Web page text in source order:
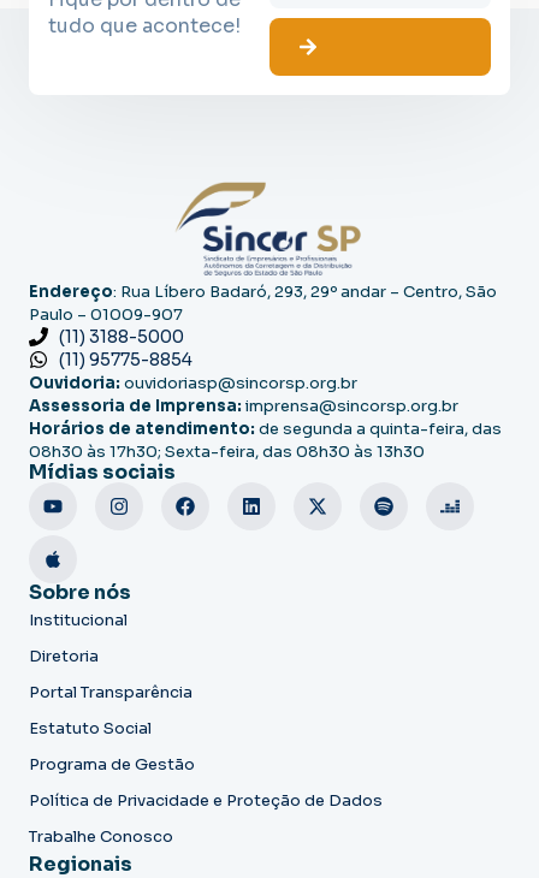
tudo que acontece!
Endereço: Rua Líbero Badaró, 293, 29º andar – Centro, São
Paulo – 01009-907
(11) 3188-5000
(11) 95775-8854
Ouvidoria: ouvidoriasp@sincorsp.org.br
Assessoria de Imprensa: imprensa@sincorsp.org.br
Horários de atendimento: de segunda a quinta-feira, das
08h30 às 17h30; Sexta-feira, das 08h30 às 13h30
Mídias sociais
Sobre nós
Institucional
Diretoria
Portal Transparência
Estatuto Social
Programa de Gestão
Política de Privacidade e Proteção de Dados
Trabalhe Conosco
Regionais